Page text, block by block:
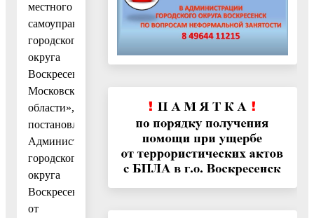
местного
самоуправления
городского
округа
Воскресенск
Московской
области»,
постановлением
Администрации
городского
округа
Воскресенск
от